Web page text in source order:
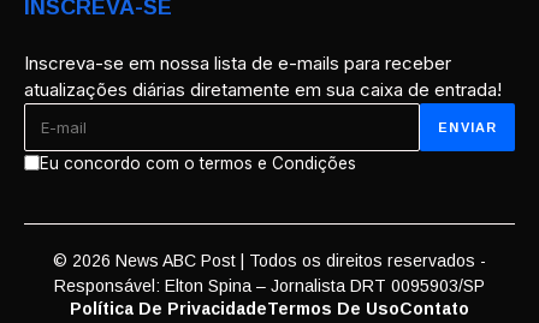
INSCREVA-SE
Inscreva-se em nossa lista de e-mails para receber
atualizações diárias diretamente em sua caixa de entrada!
Eu concordo com o termos e Condições
© 2026 News ABC Post | Todos os direitos reservados -
Responsável: Elton Spina – Jornalista DRT 0095903/SP
Política De PrivacidadeTermos De UsoContato